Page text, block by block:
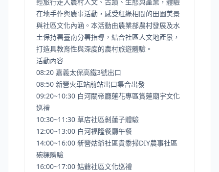
在地手作與農事活動，感受紅綠相間的田園美景
與社區文化內涵。本活動由農業部農村發展及水
土保持署臺南分署指導，結合社區人文地產景，
打造具教育性與深度的農村旅遊體驗。
活動內容
08:20 嘉義太保高鐵3號出口
08:50 新營火車站前站出口集合出發
09:20~10:30 白河關帝廳蓮花專區賞蓮廟宇文化
巡禮
10:30~11:30 草店社區剝蓮子體驗
12:00~13:00 白河福隆餐廳午餐
14:00~16:00 新營姑爺社區貴黍掃DIY農事社區
碗粿體驗
16:00~17:00 姑爺社區文化巡禮